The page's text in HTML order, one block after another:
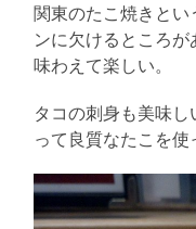
関東のたこ焼きとい
ンに欠けるところ
味わえて楽しい。
タコの刺身も美味
って良質なたこを使